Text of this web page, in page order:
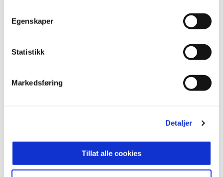
Egenskaper
Statistikk
Markedsføring
Detaljer
Tillat alle cookies
Odd har alltid vært i sort og hvitt, som gjenspeiler
idrettens kontraster - glede og frustrasjon, opp-
fortsatt være